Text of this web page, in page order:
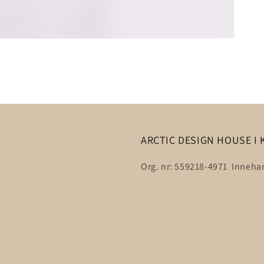
ARCTIC DESIGN HOUSE I
Org. nr: 559218-4971